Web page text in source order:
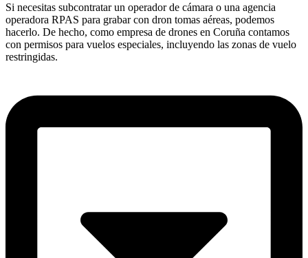
Si necesitas subcontratar un operador de cámara o una agencia
operadora RPAS para grabar con dron tomas aéreas, podemos
hacerlo. De hecho, como empresa de drones en Coruña contamos
con permisos para vuelos especiales, incluyendo las zonas de vuelo
restringidas.